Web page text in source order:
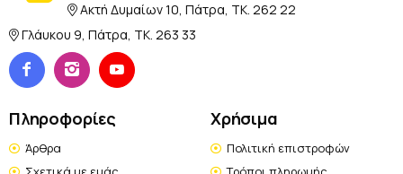
Ακτή Δυμαίων 10, Πάτρα, TK. 262 22
Γλάυκου 9, Πάτρα, TK. 263 33
Πληροφορίες
Άρθρα
Χρήσιμα
Πολιτική επιστροφών